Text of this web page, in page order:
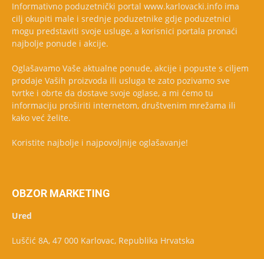
Informativno poduzetnički portal www.karlovacki.info ima
cilj okupiti male i srednje poduzetnike gdje poduzetnici
mogu predstaviti svoje usluge, a korisnici portala pronaći
najbolje ponude i akcije.
Oglašavamo Vaše aktualne ponude, akcije i popuste s ciljem
prodaje Vaših proizvoda ili usluga te zato pozivamo sve
tvrtke i obrte da dostave svoje oglase, a mi ćemo tu
informaciju proširiti internetom, društvenim mrežama ili
kako već želite.
Koristite najbolje i najpovoljnije oglašavanje!
OBZOR MARKETING
Ured
Luščić 8A, 47 000 Karlovac, Republika Hrvatska